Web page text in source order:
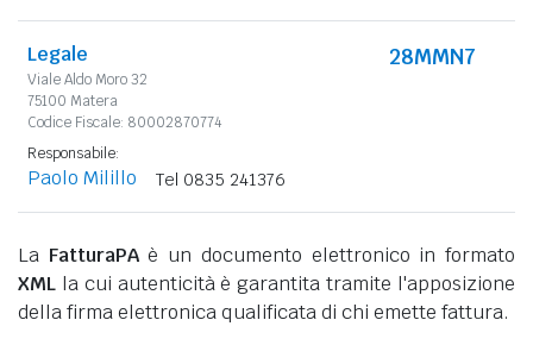
Legale
Viale Aldo Moro 32
75100 Matera
Codice Fiscale: 80002870774
28MMN7
Responsabile:
Paolo Milillo Tel 0835 241376
La FatturaPAè un documento elettronico in formato
XML la cui autenticità è garantita tramite l'apposizione
della firma elettronica qualificata di chi emette fattura.